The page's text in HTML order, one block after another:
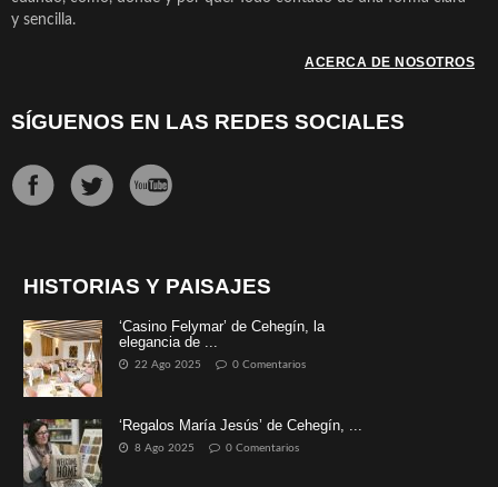
y sencilla.
ACERCA DE NOSOTROS
SÍGUENOS EN LAS REDES SOCIALES
HISTORIAS Y PAISAJES
‘Casino Felymar’ de Cehegín, la
elegancia de ...
22 Ago 2025 0 Comentarios
‘Regalos María Jesús’ de Cehegín, ...
8 Ago 2025 0 Comentarios